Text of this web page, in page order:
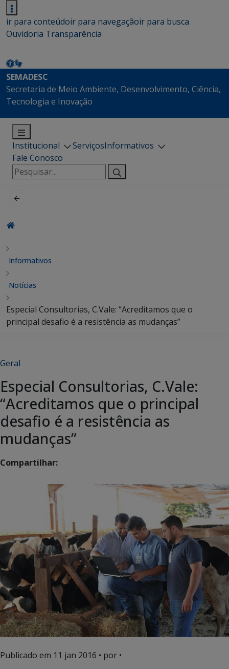
ir para conteúdoir para navegaçãoir para busca
Ouvidoria Transparência
SEMADESC
Secretaria de Meio Ambiente, Desenvolvimento, Ciência,
Tecnologia e Inovação
Institucional ServiçosInformativos
Fale Conosco
Pesquisar
por:
Informativos
Notícias
Especial Consultorias, C.Vale: “Acreditamos que o
principal desafio é a resistência as mudanças”
Geral
Especial Consultorias, C.Vale:
“Acreditamos que o principal
desafio é a resistência as
mudanças”
Compartilhar:
Publicado em 11 jan 2016 • por •